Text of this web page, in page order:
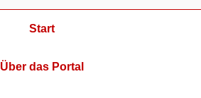
Start
Über das Portal